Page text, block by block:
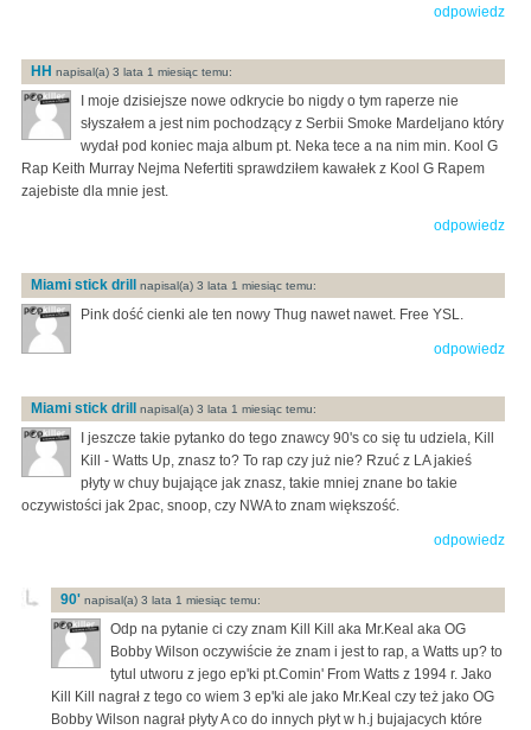
odpowiedz
HH napisal(a) 3 lata 1 miesiąc temu:
I moje dzisiejsze nowe odkrycie bo nigdy o tym raperze nie
słyszałem a jest nim pochodzący z Serbii Smoke Mardeljano który
wydał pod koniec maja album pt. Neka tece a na nim min. Kool G
Rap Keith Murray Nejma Nefertiti sprawdziłem kawałek z Kool G Rapem
zajebiste dla mnie jest.
odpowiedz
Miami stick drill napisal(a) 3 lata 1 miesiąc temu:
Pink dość cienki ale ten nowy Thug nawet nawet. Free YSL.
odpowiedz
Miami stick drill napisal(a) 3 lata 1 miesiąc temu:
I jeszcze takie pytanko do tego znawcy 90's co się tu udziela, Kill
Kill - Watts Up, znasz to? To rap czy już nie? Rzuć z LA jakieś
płyty w chuy bujające jak znasz, takie mniej znane bo takie
oczywistości jak 2pac, snoop, czy NWA to znam większość.
odpowiedz
90' napisal(a) 3 lata 1 miesiąc temu:
Odp na pytanie ci czy znam Kill Kill aka Mr.Keal aka OG
Bobby Wilson oczywiście że znam i jest to rap, a Watts up? to
tytul utworu z jego ep'ki pt.Comin' From Watts z 1994 r. Jako
Kill Kill nagrał z tego co wiem 3 ep'ki ale jako Mr.Keal czy też jako OG
Bobby Wilson nagrał płyty A co do innych płyt w h.j bujajacych które